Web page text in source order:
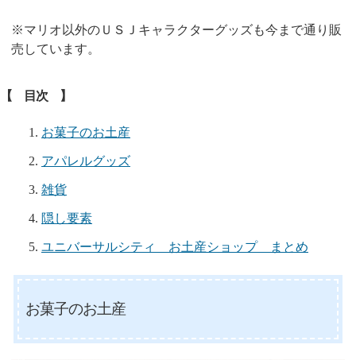
※マリオ以外のＵＳＪキャラクターグッズも今まで通り販
売しています。
【 目次 】
お菓子のお土産
アパレルグッズ
雑貨
隠し要素
ユニバーサルシティ お土産ショップ まとめ
お菓子のお土産